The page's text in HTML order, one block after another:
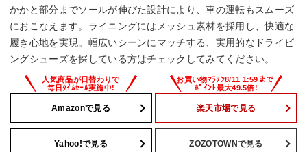
かかと部分までソールが伸びた設計により、車の運転もスムーズ
におこなえます。ライニングにはメッシュ素材を採用し、快適な
履き心地を実現。幅広いシーンにマッチする、実用的なドライビ
ングシューズを探している方はチェックしてみてください。
Amazonで見る 楽天市場で見る
Yahoo!で見る ZOZOTOWNで見る